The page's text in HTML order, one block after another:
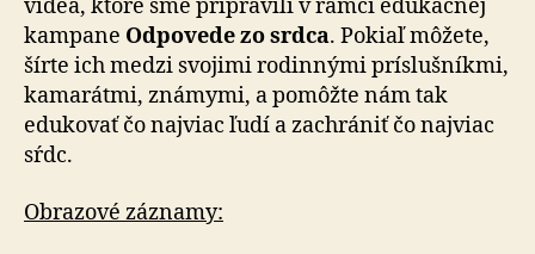
videá, ktoré sme pripravili v rámci edukačnej
kampane Odpovede zo srdca. Pokiaľ môžete,
šírte ich medzi svojimi rodinnými príslušníkmi,
kamarátmi, známymi, a pomôžte nám tak
edukovať čo najviac ľudí a zachrániť čo najviac
sŕdc.
Obrazové záznamy: